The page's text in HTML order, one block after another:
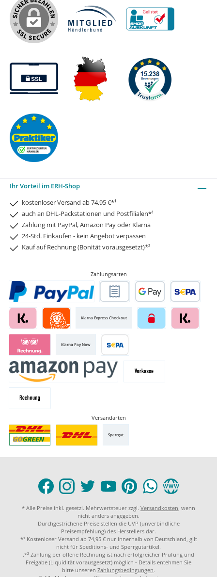
Ihr Vorteil im ERH-Shop
kostenloser Versand ab 74,95 €*¹
auch an DHL-Packstationen und Postfilialen*¹
Zahlung mit PayPal, Amazon Pay oder Klarna
24-Std. Einkaufen - kein Angebot verpassen
Kauf auf Rechnung (Bonität vorausgesetzt)*²
Zahlungsarten
Klarna Express Checkout
Klarna Pay Now
Versandarten
Sperrgut
* Alle Preise inkl. gesetzl. Mehrwertsteuer zzgl. Versandkosten , wenn
nicht anders angegeben.
Durchgestrichene Preise stellen die UVP (unverbindliche
Preisempfehlung) des Herstellers dar.
*¹ Kostenloser Versand ab 74,95 € nur innerhalb von Deutschland, gilt
nicht für Speditions- und Sperrgutartikel.
.*² Zahlung per offene Rechnung ist nach erfolgreicher Prüfung und
Freigabe (Liquidität vorausgesetzt) möglich - Details entehmen Sie
bitte unseren Zahlungsbedingungen.